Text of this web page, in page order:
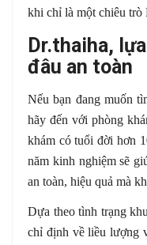
khi chỉ là một chiêu trò
Dr.thaiha,
đâu an toàn
Nếu bạn đang muốn
hãy đến với phòng
khám có tuổi đời hơn
năm kinh nghiệm sẽ
an toàn, hiệu quả mà
Dựa theo tình trạng
chỉ định về liều lượng